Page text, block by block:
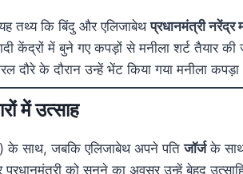
तथ्य कि बिंदु और एलिजाबेथप्रधानमंत्री नरेंद्र
में बुने गए कपड़ों से मनीला शर्ट तैयार
दौरे के दौरान उन्हें भेंट किया गया मनीला कपड़ा
में उत्साह
साथ, जबकि एलिजाबेथ अपने पतिजॉर्जके साथ
को सुनने का अवसर उन्हें बेहद